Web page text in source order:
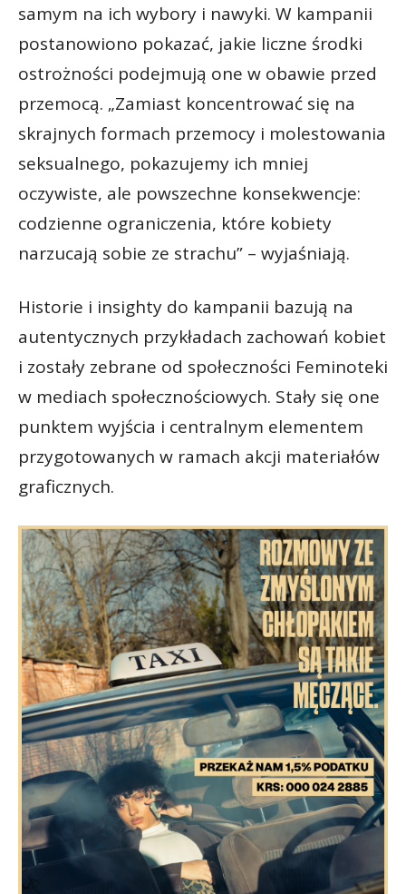
samym na ich wybory i nawyki. W kampanii
postanowiono pokazać, jakie liczne środki
ostrożności podejmują one w obawie przed
przemocą. „Zamiast koncentrować się na
skrajnych formach przemocy i molestowania
seksualnego, pokazujemy ich mniej
oczywiste, ale powszechne konsekwencje:
codzienne ograniczenia, które kobiety
narzucają sobie ze strachu” – wyjaśniają.
Historie i insighty do kampanii bazują na
autentycznych przykładach zachowań kobiet
i zostały zebrane od społeczności Feminoteki
w mediach społecznościowych. Stały się one
punktem wyjścia i centralnym elementem
przygotowanych w ramach akcji materiałów
graficznych.